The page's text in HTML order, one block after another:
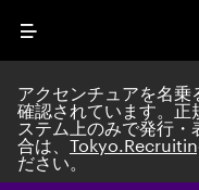
Menu
アクセンチュアを名
確認されています。
ステム上のみで発行
合は、
ださい。